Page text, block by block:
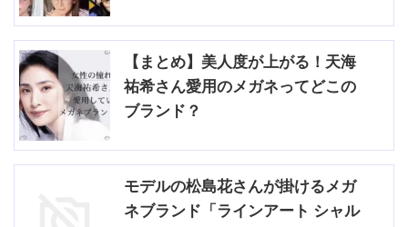
【まとめ】美人度が上がる！天海
祐希さん愛用のメガネってどこの
ブランド？
モデルの松島花さんが掛けるメガ
ネブランド「ラインアート シャル